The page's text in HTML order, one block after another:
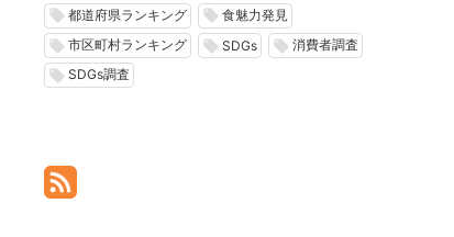
local_offer 都道府県ランキング local_offer 食魅力発見
local_offer 市区町村ランキング local_offer SDGs local_offer 消費者調査
local_offer SDGs調査